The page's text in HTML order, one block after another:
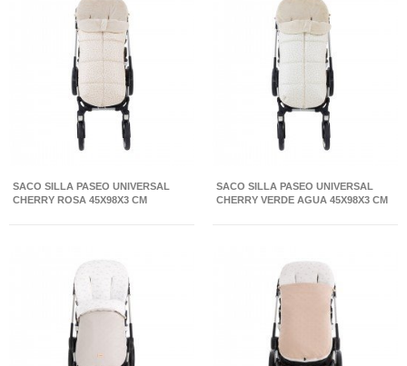
SACO SILLA PASEO UNIVERSAL
CHERRY ROSA 45X98X3 CM
SACO SILLA PASEO UNIVERSAL
CHERRY VERDE AGUA 45X98X3 CM